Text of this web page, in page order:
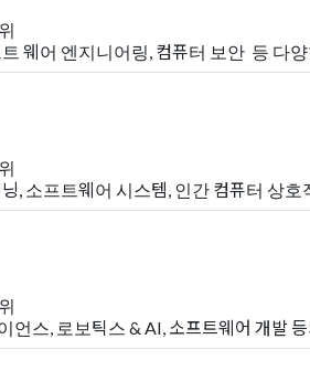
웨어 엔지니어링, 컴퓨터 보안 등 다
, 소프트웨어 시스템, 인간 컴퓨터 상
언스, 로보틱스 & AI, 소프트웨어 개발 등